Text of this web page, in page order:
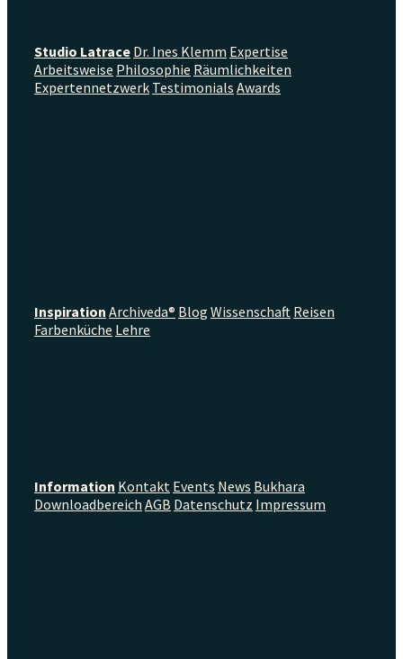
Studio Latrace Dr. Ines Klemm Expertise
Arbeitsweise Philosophie Räumlichkeiten
Expertennetzwerk Testimonials Awards
Inspiration Archiveda® Blog Wissenschaft Reisen
Farbenküche Lehre
Information Kontakt Events News Bukhara
Downloadbereich AGB Datenschutz Impressum